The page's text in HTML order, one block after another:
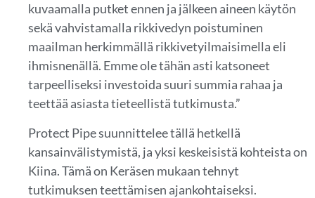
kuvaamalla putket ennen ja jälkeen aineen käytön
sekä vahvistamalla rikkivedyn poistuminen
maailman herkimmällä rikkivetyilmaisimella eli
ihmisnenällä. Emme ole tähän asti katsoneet
tarpeelliseksi investoida suuri summia rahaa ja
teettää asiasta tieteellistä tutkimusta.”
Protect Pipe suunnittelee tällä hetkellä
kansainvälistymistä, ja yksi keskeisistä kohteista on
Kiina. Tämä on Keräsen mukaan tehnyt
tutkimuksen teettämisen ajankohtaiseksi.